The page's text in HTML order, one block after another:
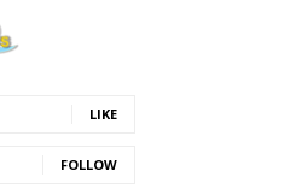
LIKE
FOLLOW